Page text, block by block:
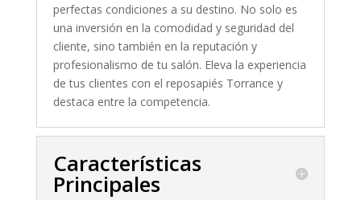
perfectas condiciones a su destino. No solo es
una inversión en la comodidad y seguridad del
cliente, sino también en la reputación y
profesionalismo de tu salón. Eleva la experiencia
de tus clientes con el reposapiés Torrance y
destaca entre la competencia.
Características
Principales